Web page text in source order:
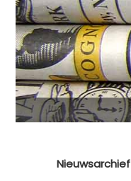
Nieuwsarchief